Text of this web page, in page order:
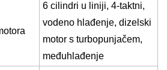
6 cilindri u liniji, 4-taktni,
vodeno hlađenje, dizelski
motor s turbopunjačem,
međuhlađenje